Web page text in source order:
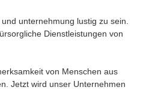
unternehmung lustig zu sein.
Dienstleistungen von
von Menschen aus
Jetzt wird unser Unternehmen